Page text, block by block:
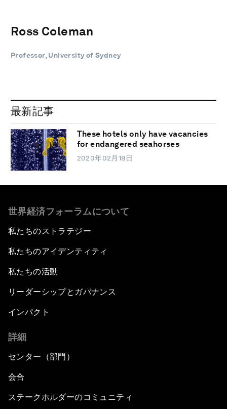
Ross Coleman
Professor, University of Sydney
最新記事
These hotels only have vacancies
for endangered seahorses
2020年02月18日
世界経済フォーラムについて
私たちのストラテジー
私たちのアイデンティティ
私たちの活動
リーダーシップとガバナンス
インパクト
詳細
センター（部門）
会合
ステークホルダーのコミュニティ